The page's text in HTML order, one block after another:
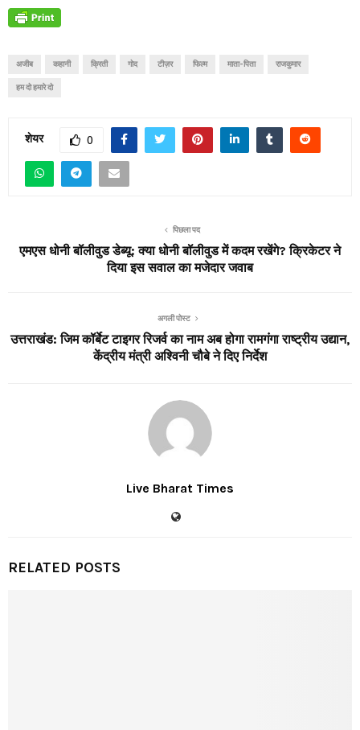
अजीब कहानी क्रिती गोद टीज़र फिल्म माता-पिता राजकुमार
हम दो हमारे दो
शेयर 0
पिछला पद
एमएस धोनी बॉलीवुड डेब्यू: क्या धोनी बॉलीवुड में कदम रखेंगे? क्रिकेटर ने
दिया इस सवाल का मजेदार जवाब
अगली पोस्ट
उत्तराखंड: जिम कॉर्बेट टाइगर रिजर्व का नाम अब होगा रामगंगा राष्ट्रीय उद्यान,
केंद्रीय मंत्री अश्विनी चौबे ने दिए निर्देश
Live Bharat Times
RELATED POSTS